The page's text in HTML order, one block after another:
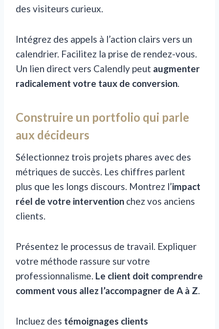
des visiteurs curieux.
Intégrez des appels à l’action clairs vers un
calendrier. Facilitez la prise de rendez-vous.
Un lien direct vers Calendly peut augmenter
radicalement votre taux de conversion.
Construire un portfolio qui parle
aux décideurs
Sélectionnez trois projets phares avec des
métriques de succès. Les chiffres parlent
plus que les longs discours. Montrez l’impact
réel de votre intervention chez vos anciens
clients.
Présentez le processus de travail. Expliquer
votre méthode rassure sur votre
professionnalisme. Le client doit comprendre
comment vous allez l’accompagner de A à Z.
Incluez des témoignages clients